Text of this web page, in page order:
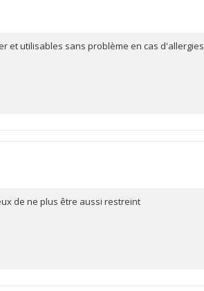
et utilisables sans problème en cas d'allergies
de ne plus être aussi restreint